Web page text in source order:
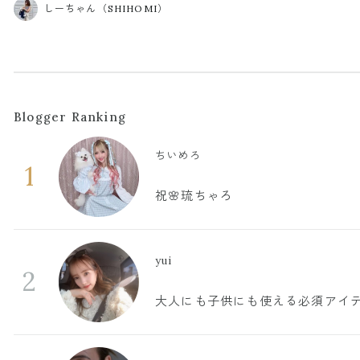
しーちゃん（SHIHOMI）
Blogger Ranking
1
ちいめろ
祝🌸琉ちゃろ
2
yui
大人にも子供にも使える必須アイ